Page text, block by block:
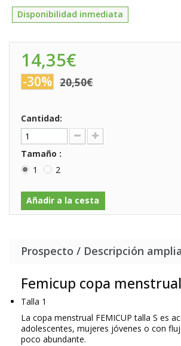
Disponibilidad inmediata
14,35€
-30% 20,50€
Cantidad:
Tamaño :
1
2
Añadir a la cesta
Prospecto / Descripción
Femicup copa menstrual
Talla 1
La copa menstrual FEMICUP talla S es
adolescentes, mujeres jóvenes o con
poco abundante.